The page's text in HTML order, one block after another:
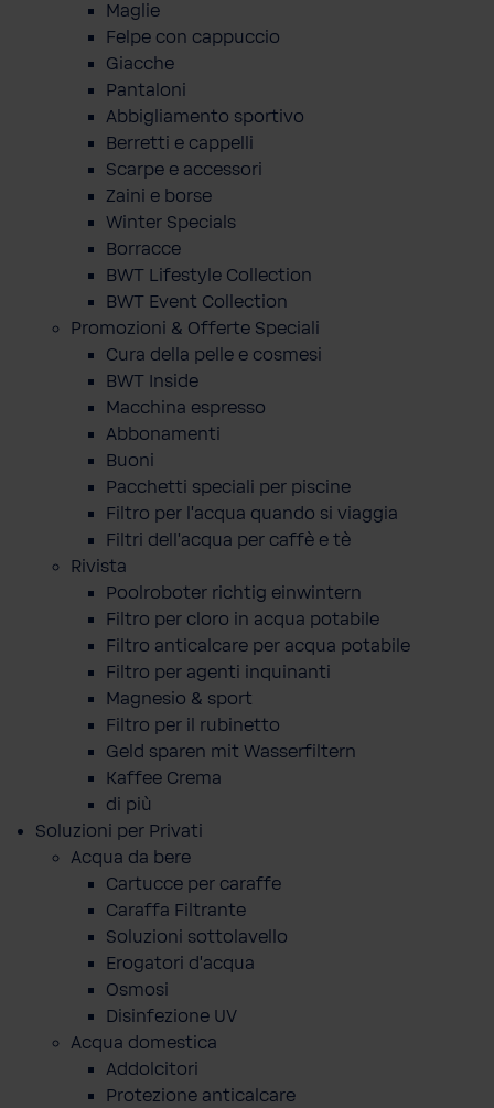
Maglie
Felpe con cappuccio
Giacche
Pantaloni
Abbigliamento sportivo
Berretti e cappelli
Scarpe e accessori
Zaini e borse
Winter Specials
Borracce
BWT Lifestyle Collection
BWT Event Collection
Promozioni & Offerte Speciali
Cura della pelle e cosmesi
BWT Inside
Macchina espresso
Abbonamenti
Buoni
Pacchetti speciali per piscine
Filtro per l'acqua quando si viaggia
Filtri dell'acqua per caffè e tè
Rivista
Poolroboter richtig einwintern
Filtro per cloro in acqua potabile
Filtro anticalcare per acqua potabile
Filtro per agenti inquinanti
Magnesio & sport
Filtro per il rubinetto
Geld sparen mit Wasserfiltern
Kaffee Crema
di più
Soluzioni per Privati
Acqua da bere
Cartucce per caraffe
Caraffa Filtrante
Soluzioni sottolavello
Erogatori d'acqua
Osmosi
Disinfezione UV
Acqua domestica
Addolcitori
Protezione anticalcare